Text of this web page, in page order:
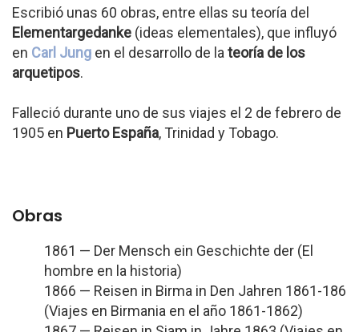
Escribió unas 60 obras, entre ellas su teoría del
Elementargedanke (ideas elementales), que influyó
en Carl Jung en el desarrollo de la teoría de los
arquetipos.
Falleció durante uno de sus viajes el 2 de febrero de
1905 en Puerto España, Trinidad y Tobago.
Obras
1861 — Der Mensch ein Geschichte der (El
hombre en la historia)
1866 — Reisen in Birma in Den Jahren 1861-186
(Viajes en Birmania en el año 1861-1862)